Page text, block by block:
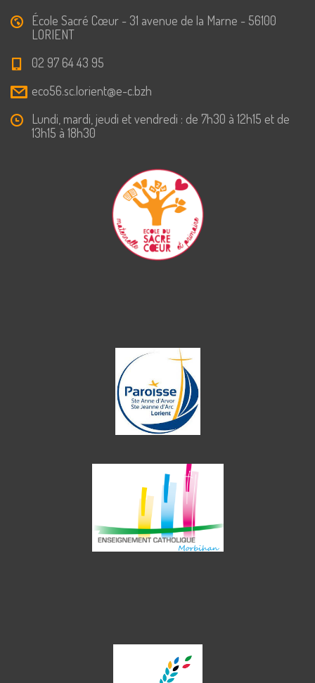
École Sacré Cœur - 31 avenue de la Marne - 56100
LORIENT
02 97 64 43 95
eco56.sc.lorient@e-c.bzh
Lundi, mardi, jeudi et vendredi : de 7h30 à 12h15 et de
13h15 à 18h30